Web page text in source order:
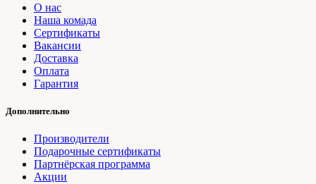
О нас
Наша комада
Сертификаты
Вакансии
Доставка
Оплата
Гарантия
Дополнительно
Производители
Подарочные сертификаты
Партнёрская программа
Акции